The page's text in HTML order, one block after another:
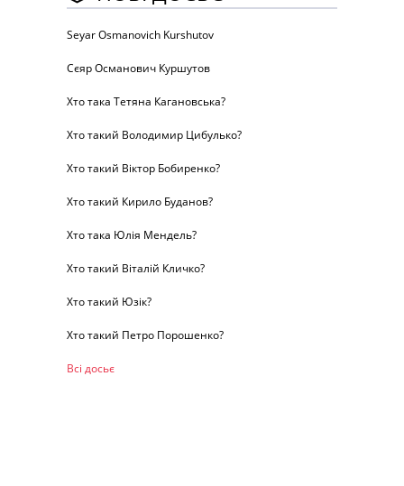
Seyar Osmanovich Kurshutov
Сєяр Османович Куршутов
Хто така Тетяна Кагановська?
Хто такий Володимир Цибулько?
Хто такий Віктор Бобиренко?
Хто такий Кирило Буданов?
Хто така Юлія Мендель?
Хто такий Віталій Кличко?
Хто такий Юзік?
Хто такий Петро Порошенко?
Всі досьє